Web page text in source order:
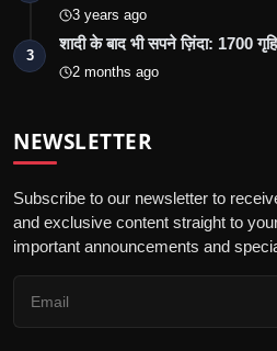
3 years ago
3
शादी के बाद भी सपने ज़िंदा: 1700
2 months ago
NEWSLETTER
Subscribe to our newsletter to
and exclusive content straight to
important announcements and